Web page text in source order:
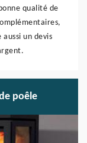
qualité de
un devis
poêle